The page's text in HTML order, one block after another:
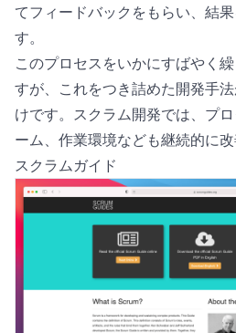
てフィードバックをもらい、結
す。
このプロセスをいかにすばやく
すが、これをつき詰めた開発手
けです。スクラム開発では、プ
ーム、作業環境なども継続的に改
スクラムガイド